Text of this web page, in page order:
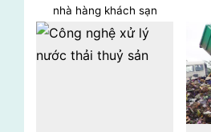
nhà hàng khách sạn